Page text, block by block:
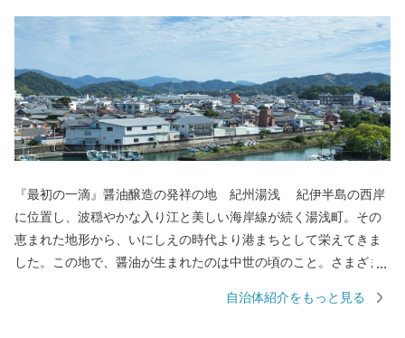
『最初の一滴』醤油醸造の発祥の地 紀州湯浅 紀伊半島の西岸
に位置し、波穏やかな入り江と美しい海岸線が続く湯浅町。その
恵まれた地形から、いにしえの時代より港まちとして栄えてきま
した。この地で、醤油が生まれたのは中世の頃のこと。さまざま
に注目した職人の創意から、和食の味の決め手である醤油づくり
自治体紹介をもっと見る